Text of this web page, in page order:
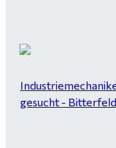
gesucht -